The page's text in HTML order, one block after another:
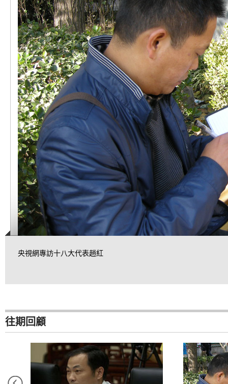
央視網專訪十八大代表趙紅
往期回顧